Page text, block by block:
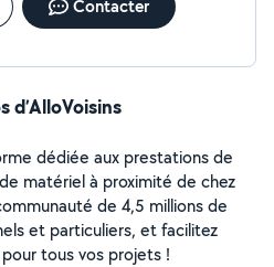
Contacter
d’AlloVoisins
dédiée aux prestations de
matériel à proximité de chez
de 4,5 millions de
et particuliers, et facilitez
tous vos projets !